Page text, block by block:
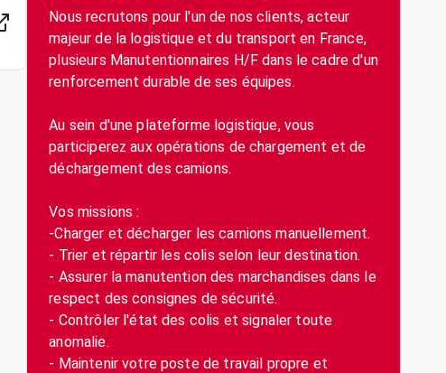
Nous recrutons pour l'un de nos clients, acteur
majeur de la logistique et du transport en France,
plusieurs Manutentionnaires H/F dans le cadre d'un
renforcement durable de ses équipes.
Au sein d'une plateforme logistique, vous
participerez aux opérations de chargement et de
déchargement des camions.
Vos missions :
-Charger et décharger les camions manuellement.
- Trier et répartir les colis selon leur destination.
- Assurer la manutention des marchandises dans le
respect des consignes de sécurité.
- Contrôler l'état des colis et signaler toute
anomalie.
- Maintenir votre poste de travail propre et